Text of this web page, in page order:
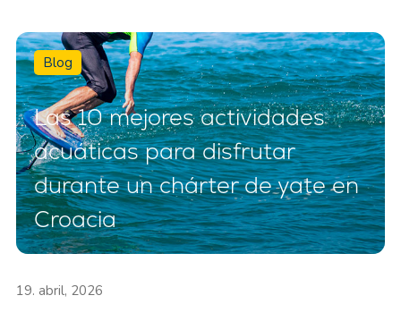
Blog
Las 10 mejores actividades
acuáticas para disfrutar
durante un chárter de yate en
Croacia
19. abril, 2026